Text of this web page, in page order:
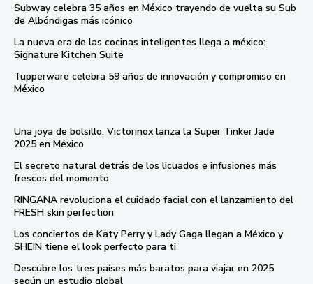
Subway celebra 35 años en México trayendo de vuelta su Sub
de Albóndigas más icónico
La nueva era de las cocinas inteligentes llega a méxico:
Signature Kitchen Suite
Tupperware celebra 59 años de innovación y compromiso en
México
Una joya de bolsillo: Victorinox lanza la Super Tinker Jade
2025 en México
El secreto natural detrás de los licuados e infusiones más
frescos del momento
RINGANA revoluciona el cuidado facial con el lanzamiento del
FRESH skin perfection
Los conciertos de Katy Perry y Lady Gaga llegan a México y
SHEIN tiene el look perfecto para ti
Descubre los tres países más baratos para viajar en 2025
según un estudio global